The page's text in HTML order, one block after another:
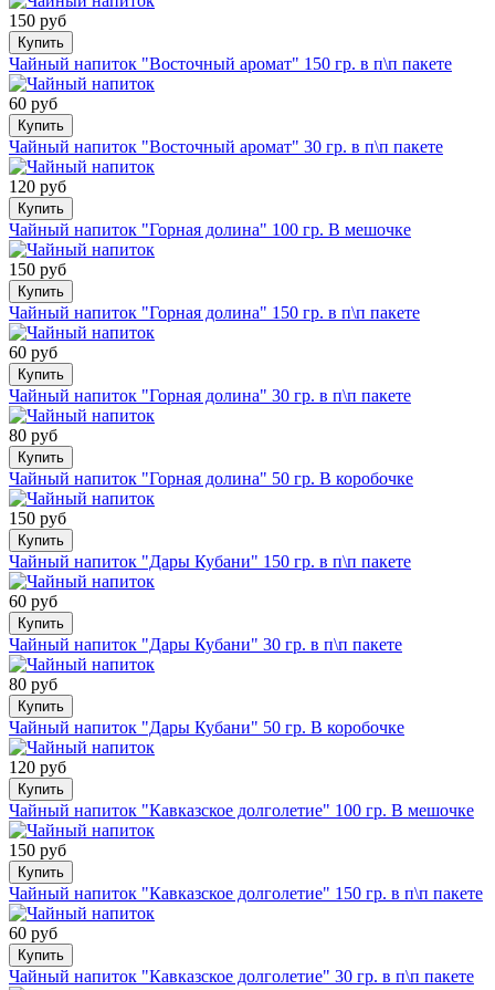
150 руб
Купить
Чайный напиток "Восточный аромат" 150 гр. в п\п пакете
60 руб
Купить
Чайный напиток "Восточный аромат" 30 гр. в п\п пакете
120 руб
Купить
Чайный напиток "Горная долина" 100 гр. В мешочке
150 руб
Купить
Чайный напиток "Горная долина" 150 гр. в п\п пакете
60 руб
Купить
Чайный напиток "Горная долина" 30 гр. в п\п пакете
80 руб
Купить
Чайный напиток "Горная долина" 50 гр. В коробочке
150 руб
Купить
Чайный напиток "Дары Кубани" 150 гр. в п\п пакете
60 руб
Купить
Чайный напиток "Дары Кубани" 30 гр. в п\п пакете
80 руб
Купить
Чайный напиток "Дары Кубани" 50 гр. В коробочке
120 руб
Купить
Чайный напиток "Кавказское долголетие" 100 гр. В мешочке
150 руб
Купить
Чайный напиток "Кавказское долголетие" 150 гр. в п\п пакете
60 руб
Купить
Чайный напиток "Кавказское долголетие" 30 гр. в п\п пакете